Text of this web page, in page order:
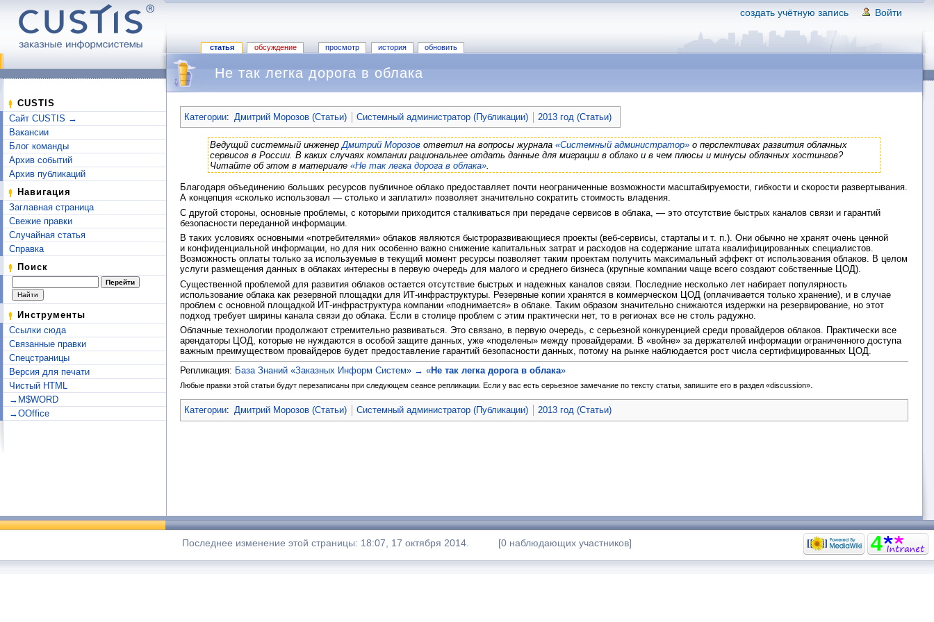
создать учётную запись Войти
статья обсуждение просмотр история обновить
CUSTIS
Сайт CUSTIS →
Вакансии
Блог команды
Архив событий
Архив публикаций
Навигация
Заглавная страница
Свежие правки
Случайная статья
Справка
Поиск
Инструменты
Ссылки сюда
Связанные правки
Спецстраницы
Версия для печати
Чистый HTML
→M$WORD
→OOffice
Не так легка дорога в облака
Категории: Дмитрий Морозов (Статьи) Системный администратор (Публикации) 2013 год (Статьи)
Ведущий системный инженерДмитрий Морозов ответил на вопросы журнала «Системный администратор» о перспективах развития облачных
сервисов в России. В каких случаях компании рациональнее отдать данные для миграции в облако и в чем плюсы и минусы облачных хостингов?
Читайте об этом в материале «Не так легка дорога в облака».
Благодаря объединению больших ресурсов публичное облако предоставляет почти неограниченные возможности масштабируемости, гибкости и скорости развертывания.
А концепция «сколько использовал — столько и заплатил» позволяет значительно сократить стоимость владения.
С другой стороны, основные проблемы, с которыми приходится сталкиваться при передаче сервисов в облака, — это отсутствие быстрых каналов связи и гарантий
безопасности переданной информации.
В таких условиях основными «потребителями» облаков являются быстроразвивающиеся проекты (веб-сервисы, стартапы и т. п.). Они обычно не хранят очень ценной
и конфиденциальной информации, но для них особенно важно снижение капитальных затрат и расходов на содержание штата квалифицированных специалистов.
Возможность оплаты только за используемые в текущий момент ресурсы позволяет таким проектам получить максимальный эффект от использования облаков. В целом
услуги размещения данных в облаках интересны в первую очередь для малого и среднего бизнеса (крупные компании чаще всего создают собственные ЦОД).
Существенной проблемой для развития облаков остается отсутствие быстрых и надежных каналов связи. Последние несколько лет набирает популярность
использование облака как резервной площадки для ИТ-инфраструктуры. Резервные копии хранятся в коммерческом ЦОД (оплачивается только хранение), и в случае
проблем с основной площадкой ИТ-инфраструктура компании «поднимается» в облаке. Таким образом значительно снижаются издержки на резервирование, но этот
подход требует ширины канала связи до облака. Если в столице проблем с этим практически нет, то в регионах все не столь радужно.
Облачные технологии продолжают стремительно развиваться. Это связано, в первую очередь, с серьезной конкуренцией среди провайдеров облаков. Практически все
арендаторы ЦОД, которые не нуждаются в особой защите данных, уже «поделены» между провайдерами. В «войне» за держателей информации ограниченного доступа
важным преимуществом провайдеров будет предоставление гарантий безопасности данных, потому на рынке наблюдается рост числа сертифицированных ЦОД.
Репликация: База Знаний «Заказных Информ Систем» → «Не так легка дорога в облака»
Любые правки этой статьи будут перезаписаны при следующем сеансе репликации. Если у вас есть серьезное замечание по тексту статьи, запишите его в раздел «discussion».
Категории: Дмитрий Морозов (Статьи) Системный администратор (Публикации) 2013 год (Статьи)
Последнее изменение этой страницы: 18:07, 17 октября 2014. [0 наблюдающих участников]